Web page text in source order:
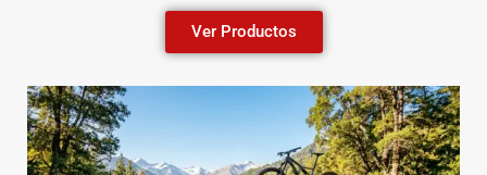
Ver Productos